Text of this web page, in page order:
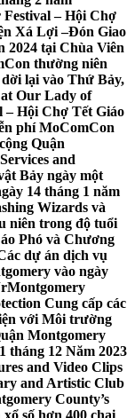
Festival – Hội Chợ
Xá Lợi –Đón Giao
2024 tại Chùa Viên
thường niên
lại vào Thứ Bảy,
at Our Lady of
– Hội Chợ Tết Giáo
phí MoComCon
Quận
and
Bảy ngày một
14 tháng 1 năm
Wizards và
niên trong độ tuổi
Phó và Chương
dự án dịch vụ
vào ngày
Montgomery
Cung cấp các
với Môi trường
Montgomery
tháng 12 Năm 2023
and Video Clips
and Artistic Club
County’s
số hơn 400 chai